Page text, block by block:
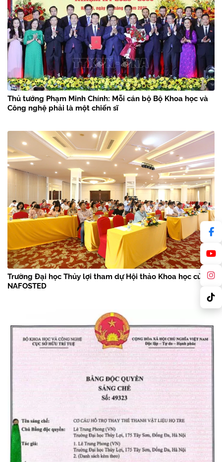
Thủ tướng Phạm Minh Chính: Mỗi cán bộ Bộ Khoa học và
Công nghệ phải là một chiến sĩ
Trường Đại học Thủy lợi tham dự Hội thảo Khoa học của
NAFOSTED